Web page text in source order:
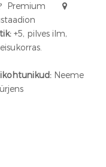
Premium
+5, pilves ilm,
Neeme